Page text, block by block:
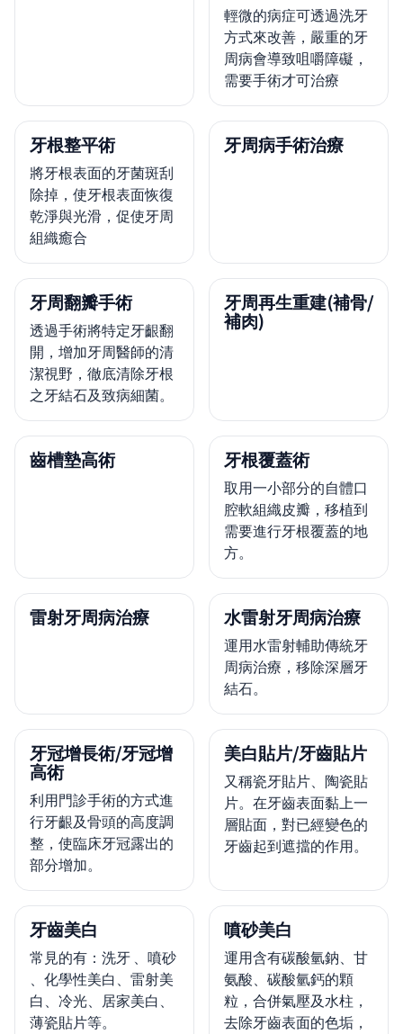
輕微的病症可透過洗牙
方式來改善，嚴重的牙
周病會導致咀嚼障礙，
需要手術才可治療
牙根整平術
將牙根表面的牙菌斑刮
除掉，使牙根表面恢復
乾淨與光滑，促使牙周
組織癒合
牙周病手術治療
牙周翻瓣手術
透過手術將特定牙齦翻
開，增加牙周醫師的清
潔視野，徹底清除牙根
之牙結石及致病細菌。
牙周再生重建(補骨/
補肉)
齒槽墊高術 牙根覆蓋術
取用一小部分的自體口
腔軟組織皮瓣，移植到
需要進行牙根覆蓋的地
方。
雷射牙周病治療 水雷射牙周病治療
運用水雷射輔助傳統牙
周病治療，移除深層牙
結石。
牙冠增長術/牙冠增
高術
利用門診手術的方式進
行牙齦及骨頭的高度調
整，使臨床牙冠露出的
部分增加。
美白貼片/牙齒貼片
又稱瓷牙貼片、陶瓷貼
片。在牙齒表面黏上一
層貼面，對已經變色的
牙齒起到遮擋的作用。
牙齒美白
常見的有：洗牙 、噴砂
、化學性美白、雷射美
白、冷光、居家美白、
薄瓷貼片等。
噴砂美白
運用含有碳酸氫鈉、甘
氨酸、碳酸氫鈣的顆
粒，合併氣壓及水柱，
去除牙齒表面的色垢，